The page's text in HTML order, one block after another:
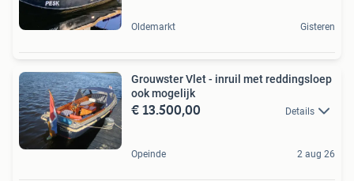
Oldemarkt Gisteren
Grouwster Vlet - inruil met reddingsloep
ook mogelijk
€ 13.500,00 Details
Opeinde 2 aug 26